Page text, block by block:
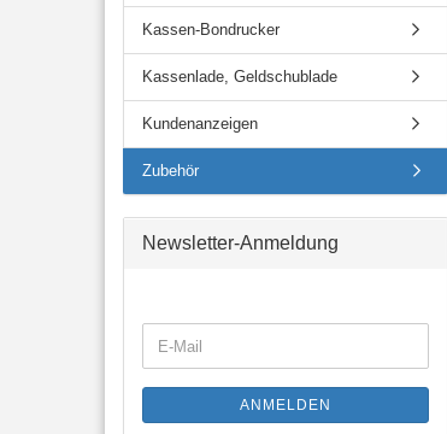
Kassen-Bondrucker
Kassenlade, Geldschublade
Kundenanzeigen
Zubehör
Newsletter-Anmeldung
ZUR
E-
Mail
ANMELDEN